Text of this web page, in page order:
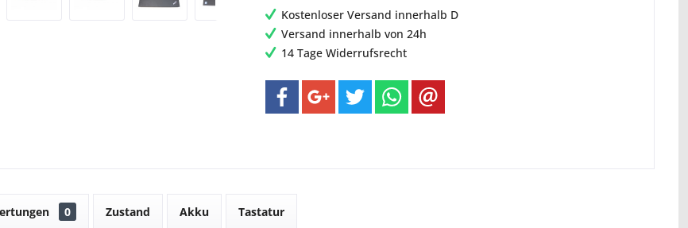
Kostenloser Versand innerhalb D
Versand innerhalb von 24h
14 Tage Widerrufsrecht
0 Zustand Akku Tastatur